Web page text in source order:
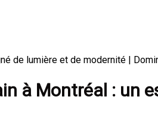
de lumière et de modernité |
à Montréal : un